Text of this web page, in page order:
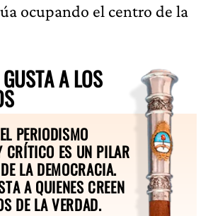
ocupando el centro de la
A LOS
PERIODISMO
CRÍTICO ES UN PILAR
LA DEMOCRACIA.
A QUIENES CREEN
DE LA VERDAD.